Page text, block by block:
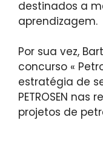
destinados a
aprendizagem.
Por sua vez,
concurso «
estratégia de
PETROSEN
projetos de